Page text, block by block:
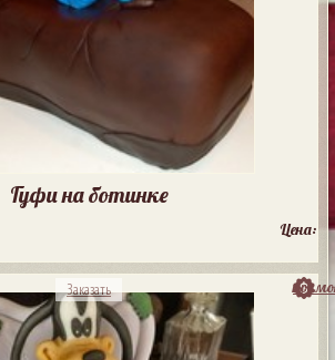
Гуфи на ботинке
Цена:
Заказать